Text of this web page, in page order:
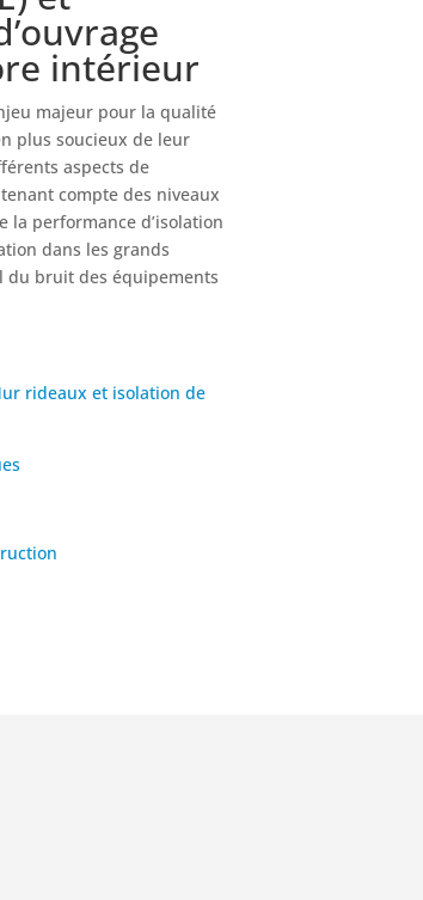
intérieur
majeur pour la qualité
plus soucieux de leur
aspects de
compte des niveaux
la performance d’isolation
dans les grands
du bruit des équipements
rideaux et isolation de